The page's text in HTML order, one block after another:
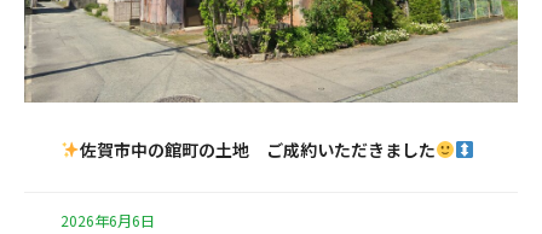
佐賀市中の館町の土地 ご成約いただきました
2026年6月6日